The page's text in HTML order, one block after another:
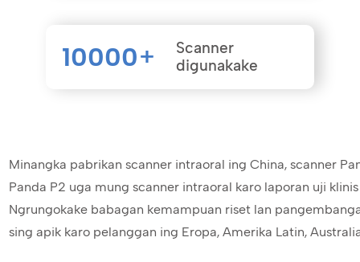
10000+
Scanner
digunakake
Minangka pabrikan scanner intraoral ing China, scanner
Panda P2 uga mung scanner intraoral karo laporan uji
Ngrungokake babagan kemampuan riset lan
sing apik karo pelanggan ing Eropa, Amerika Latin,